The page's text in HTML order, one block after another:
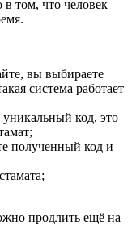
в том, что человек
вы выбираете
система работает
код, это
полученный код и
продлить ещё на